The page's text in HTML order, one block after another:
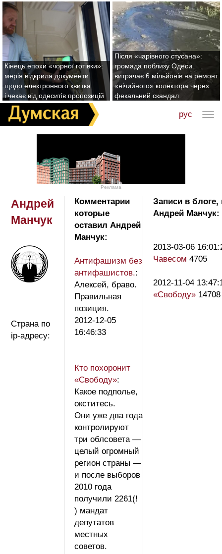
Кінець епохи «чорної готівки»:
мерія відкрила документи
щодо електронного квитка
і чекає від одеситів пропозицій
Після «чарівного стусана»:
громада поблизу Одеси
витрачає 6 мільйонів на ремонт
«нічийного» колектора через
фекальний скандал
рус
Реклама
Андрей
Манчук
Страна по
ip-адресу:
Комментарии
которые
оставил Андрей
Манчук:
Антифашизм без
антифашистов.:
Алексей, браво.
Правильная
позиция.
2012-12-05
16:46:33
Кто похоронит
«Свободу»:
Какое подполье,
окститесь.
Они уже два года
контролируют
три облсовета —
целый огромный
регион страны —
и после выборов
2010 года
получили 2261(!
) мандат
депутатов
местных
советов.
Записи в
Андрей Манчук:
2013-03-06
Чавесом 4705
2012-11-04
«Свободу» 14708